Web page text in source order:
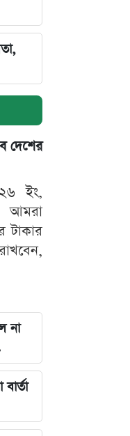
দেশের
ইং,
আমরা
টাকার
না